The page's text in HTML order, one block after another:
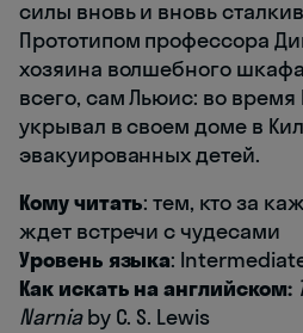
силы вновь и вновь
Прототипом профессора
хозяина волшебного
всего, сам Льюис: во
укрывал в своем доме в
эвакуированных детей.
Кому читать: тем, кто за
ждет встречи с чудесами
Уровень языка:
Как искать на английском:
Narniaby C. S. Lewis